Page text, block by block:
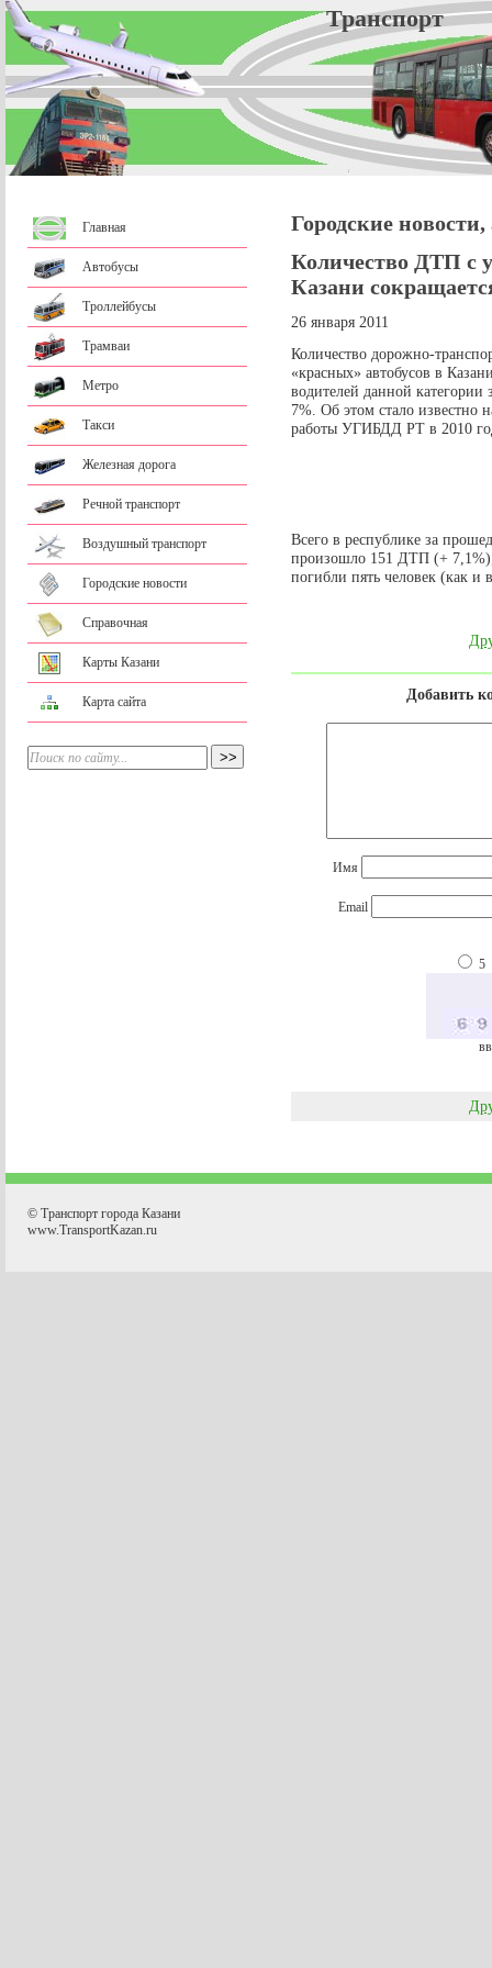
Главная
Автобусы
Троллейбусы
Трамваи
Метро
Такси
Железная дорога
Речной транспорт
Воздушный транспорт
Городские новости
Справочная
Карты Казани
Карта сайта
Городские
Количество ДТП с
Казани
26 января 2011
Количество дорожно-
«красных» автобусов в
водителей данной
7%. Об этом стало известно
работы УГИБДД РТ в 2010
Всего в республике за
произошло 151 ДТП (+
погибли пять человек (как и
Добавить
Имя
Email
5
© Транспорт города Казани
www.TransportKazan.ru